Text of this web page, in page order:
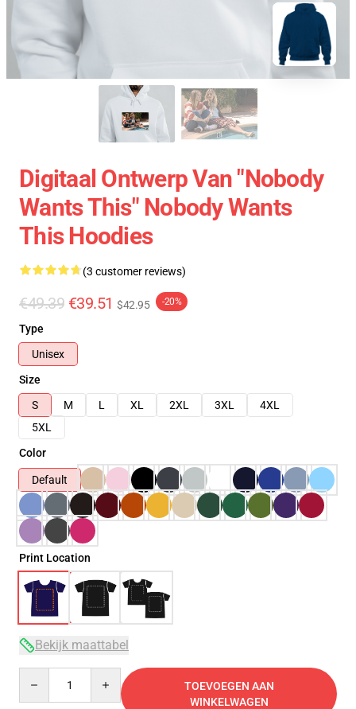
Digitaal Ontwerp Van "Nobody
Wants This" Nobody Wants
This Hoodies
(3 customer reviews)
€49.39 €39.51 $42.95 -20%
Type
Unisex
Size
S
M L XL 2XL 3XL
4XL
5XL
Color
Default
Print Location
Bekijk maattabel
TOEVOEGEN AAN
WINKELWAGEN